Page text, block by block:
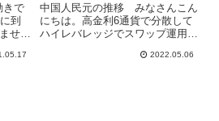
きで
到
せん
調に
中国人民元の推移 みなさんこん
にちは。高金利6通貨で分散して
ハイレバレッジでスワップ運用し
ケットに対して限定された範囲で
2022.05.06